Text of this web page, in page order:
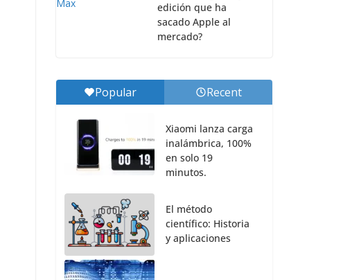
edición que ha
sacado Apple al
mercado?
Popular Recent
Xiaomi lanza carga
inalámbrica, 100%
en solo 19
minutos.
El método
científico: Historia
y aplicaciones